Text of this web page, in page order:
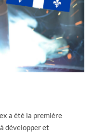
a été la première
développer et